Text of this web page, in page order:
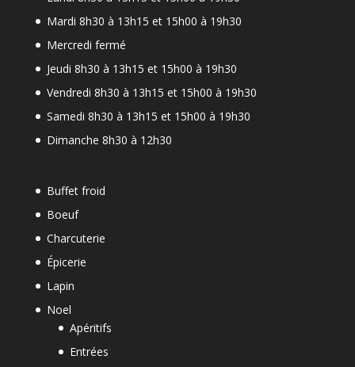
Mardi 8h30 à 13h15 et 15h00 à 19h30
Mercredi fermé
Jeudi 8h30 à 13h15 et 15h00 à 19h30
Vendredi 8h30 à 13h15 et 15h00 à 19h30
Samedi 8h30 à 13h15 et 15h00 à 19h30
Dimanche 8h30 à 12h30
Buffet froid
Boeuf
Charcuterie
Épicerie
Lapin
Noel
Apéritifs
Entrées